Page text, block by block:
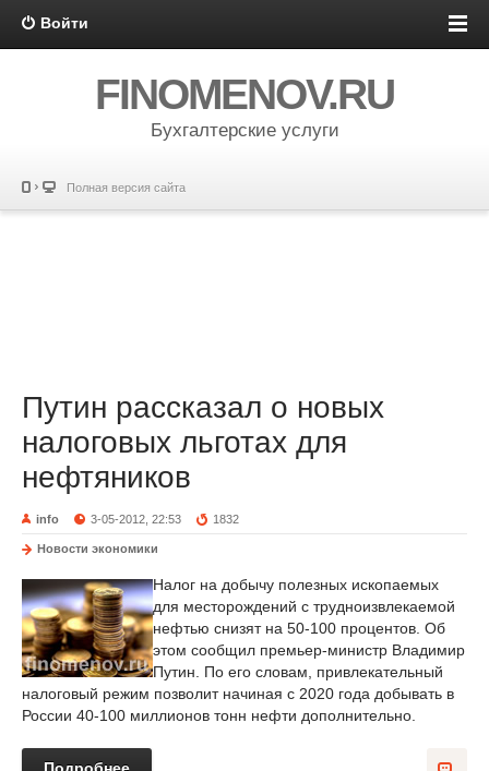
Войти
FINOMENOV.RU
Бухгалтерские услуги
Полная версия сайта
Путин рассказал о новых
налоговых льготах для
нефтяников
info 3-05-2012, 22:53 1832
Новости экономики
Налог на добычу полезных ископаемых
для месторождений с трудноизвлекаемой
нефтью снизят на 50-100 процентов. Об
этом сообщил премьер-министр Владимир
Путин. По его словам, привлекательный
налоговый режим позволит начиная с 2020 года добывать в
России 40-100 миллионов тонн нефти дополнительно.